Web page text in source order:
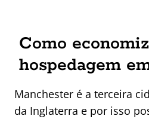
Como
hospedagem
Manchester é a terceira
da Inglaterra e por isso